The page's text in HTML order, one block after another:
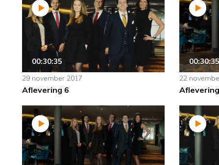
00:30:35
29 november 2017
Aflevering 6
00:30:35
22